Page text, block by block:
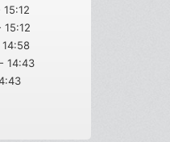
15:12
15:12
14:58
- 14:43